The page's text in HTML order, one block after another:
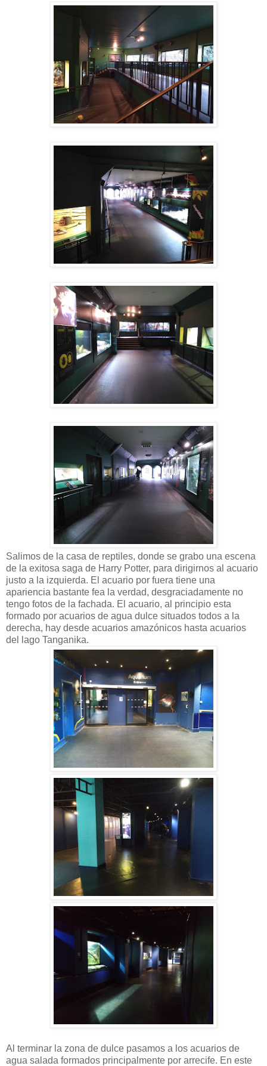
Salimos de la casa de reptiles, donde se grabo una escena
de la exitosa saga de Harry Potter, para dirigirnos al acuario
justo a la izquierda. El acuario por fuera tiene una
apariencia bastante fea la verdad, desgraciadamente no
tengo fotos de la fachada. El acuario, al principio esta
formado por acuarios de agua dulce situados todos a la
derecha, hay desde acuarios amazónicos hasta acuarios
del lago Tanganika.
Al terminar la zona de dulce pasamos a los acuarios de
agua salada formados principalmente por arrecife. En este